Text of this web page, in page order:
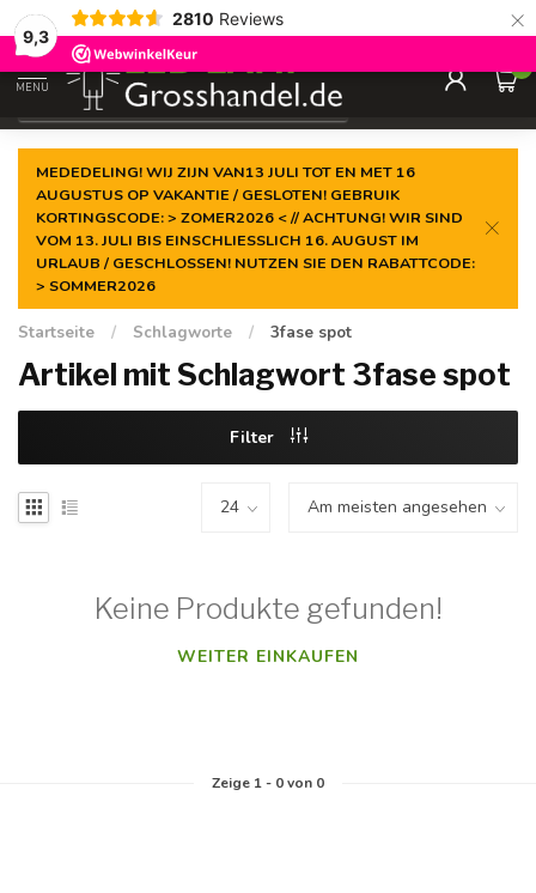
9,3
2810 Reviews ×
Garantiert derniedrigste Preis
MENU
0
MEDEDELING! WIJ ZIJN VAN13 JULI TOT EN MET 16
AUGUSTUS OP VAKANTIE / GESLOTEN! GEBRUIK
KORTINGSCODE: > ZOMER2026 < // ACHTUNG! WIR SIND
VOM 13. JULI BIS EINSCHLIESSLICH 16. AUGUST IM
URLAUB / GESCHLOSSEN! NUTZEN SIE DEN RABATTCODE:
> SOMMER2026
Startseite / Schlagworte / 3fase spot
Artikel mit Schlagwort 3fase spot
Filter
Keine Produkte gefunden!
WEITER EINKAUFEN
Zeige 1- 0von 0